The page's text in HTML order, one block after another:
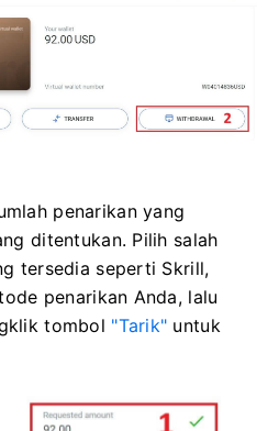
penarikan yang
ditentukan. Pilih salah
tersedia seperti Skrill,
penarikan Anda, lalu
tombol "Tarik" untuk